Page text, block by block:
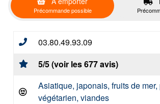
Précommande possible
03.80.49.93.09
5/5 (voir les 677 avis)
Asiatique, japonais, fruits de
végétarien, viandes